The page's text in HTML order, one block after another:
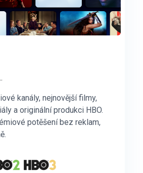
kanály, nejnovější filmy,
a originální produkci HBO.
potěšení bez reklam,